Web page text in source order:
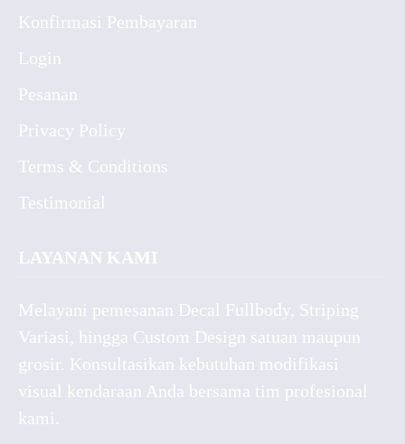
Konfirmasi Pembayaran
Login
Pesanan
Privacy Policy
Terms & Conditions
Testimonial
LAYANAN KAMI
Melayani pemesanan Decal Fullbody, Striping
Variasi, hingga Custom Design satuan maupun
grosir. Konsultasikan kebutuhan modifikasi
visual kendaraan Anda bersama tim profesional
kami.